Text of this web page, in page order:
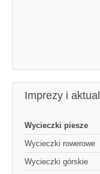
Imprezy i
Wycieczki piesze
Wycieczki rowerowe
Wycieczki górskie